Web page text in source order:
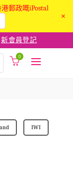
郵政嘅iPostal
×
新會員登記
0
IWI